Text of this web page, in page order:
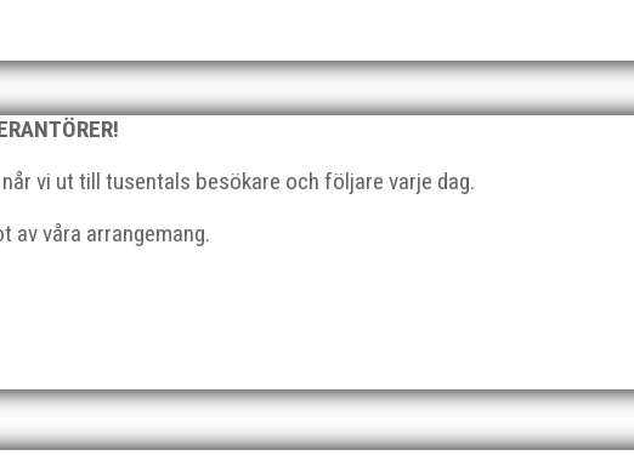
vi ut till tusentals besökare och följare varje dag.
av våra arrangemang.
är Västsvenska, Göteborg,...
en av MAI:s egna inomhusarrangemang och med ungdom, senior och
med många fina resultat med över 1650...